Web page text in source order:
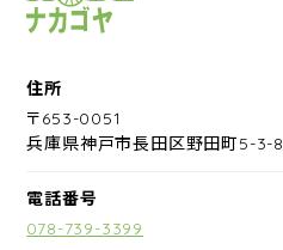
住所
〒653-0051
兵庫県神戸市長田区野田町5-3-8
電話番号
078-739-3399